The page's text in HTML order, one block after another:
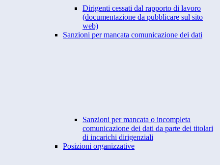
Dirigenti cessati dal rapporto di lavoro
(documentazione da pubblicare sul sito
web)
Sanzioni per mancata comunicazione dei dati
Sanzioni per mancata o incompleta
comunicazione dei dati da parte dei titolari
di incarichi dirigenziali
Posizioni organizzative